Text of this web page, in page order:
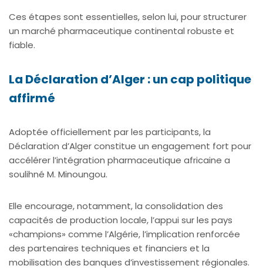
Ces étapes sont essentielles, selon lui, pour structurer
un marché pharmaceutique continental robuste et
fiable.
La Déclaration d’Alger : un cap politique
affirmé
Adoptée officiellement par les participants, la
Déclaration d’Alger constitue un engagement fort pour
accélérer l’intégration pharmaceutique africaine a
soulihné M. Minoungou.
Elle encourage, notamment, la consolidation des
capacités de production locale, l’appui sur les pays
«champions» comme l’Algérie, l’implication renforcée
des partenaires techniques et financiers et la
mobilisation des banques d’investissement régionales.